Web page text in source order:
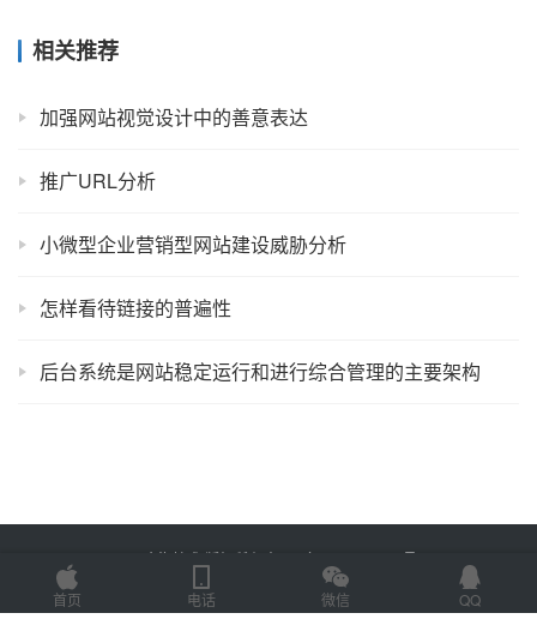
相关推荐
加强网站视觉设计中的善意表达
推广URL分析
小微型企业营销型网站建设威胁分析
怎样看待链接的普遍性
后台系统是网站稳定运行和进行综合管理的主要架构
Copyright © 2025 金海技术 版权所有 鲁ICP备2022012774号-2
首页
电话 微信 QQ